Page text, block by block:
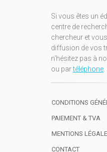
Si vous êtes un
centre de
chercheur et
diffusion de vos
n'hésitez pas à
ou partéléphone
CONDITIONS
PAIEMENT & TVA
MENTIONS
CONTACT